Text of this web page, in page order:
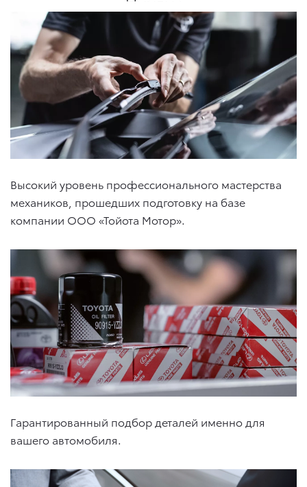
Высокий уровень профессионального мастерства
механиков, прошедших подготовку на базе
компании ООО «Тойота Мотор».
Гарантированный подбор деталей именно для
вашего автомобиля.